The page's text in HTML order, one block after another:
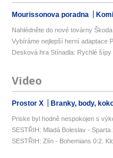
Mourissonova poradna
Nahlédněte do nové továrny
Vybíráme nejlepší herní adaptace
Desková hra Stínadla: Rychlé
Video
Prostor X Branky, body,
Priske byl hodně nespokojen s
SESTŘIH: Mladá Boleslav - Sparta
SESTŘIH: Zlín - Bohemians 0:2.